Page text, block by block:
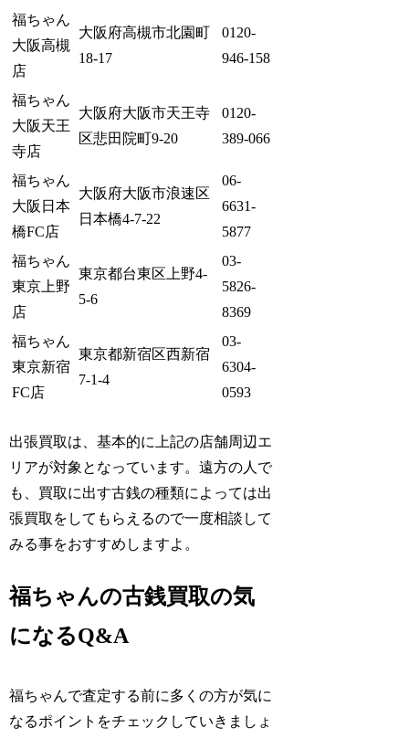
福ちゃん
大阪高槻
店
大阪府高槻市北園町
18-17
0120-
946-158
福ちゃん
大阪天王
寺店
大阪府大阪市天王寺
区悲田院町9-20
0120-
389-066
福ちゃん
大阪日本
橋FC店
大阪府大阪市浪速区
日本橋4-7-22
06-
6631-
5877
福ちゃん
東京上野
店
東京都台東区上野4-
5-6
03-
5826-
8369
福ちゃん
東京新宿
FC店
東京都新宿区西新宿
7-1-4
03-
6304-
0593
出張買取は、基本的に上記の店舗周辺エ
リアが対象となっています。遠方の人で
も、買取に出す古銭の種類によっては出
張買取をしてもらえるので一度相談して
みる事をおすすめしますよ。
福ちゃんの古銭買取の気
になるQ&A
福ちゃんで査定する前に多くの方が気に
なるポイントをチェックしていきましょ